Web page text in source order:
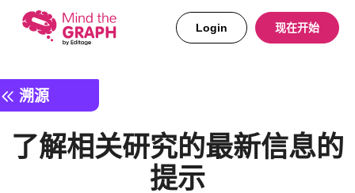
Login 现在开始
溯源
了解相关研究的最新信息的
提示